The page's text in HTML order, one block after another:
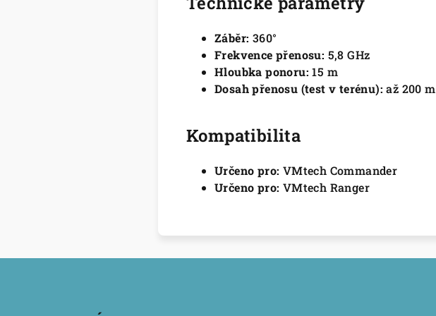
Záběr: 360°
Frekvence přenosu: 5,8 GHz
Hloubka ponoru: 15 m
Dosah přenosu (test v terénu): až 200 m
Kompatibilita
Určeno pro: VMtech Commander
Určeno pro: VMtech Ranger